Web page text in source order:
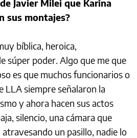
Javier Milei que Karina
sus montajes?
bíblica, heroica,
súper poder. Algo que me que
es que muchos funcionarios o
LLA siempre señalaron la
y ahora hacen sus actos
silencio, una cámara que
un pasillo, nadie lo